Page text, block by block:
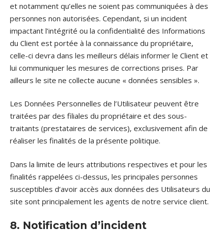
et notamment qu’elles ne soient pas communiquées à des
personnes non autorisées. Cependant, si un incident
impactant l’intégrité ou la confidentialité des Informations
du Client est portée à la connaissance du propriétaire,
celle-ci devra dans les meilleurs délais informer le Client et
lui communiquer les mesures de corrections prises. Par
ailleurs le site ne collecte aucune « données sensibles ».
Les Données Personnelles de l’Utilisateur peuvent être
traitées par des filiales du propriétaire et des sous-
traitants (prestataires de services), exclusivement afin de
réaliser les finalités de la présente politique.
Dans la limite de leurs attributions respectives et pour les
finalités rappelées ci-dessus, les principales personnes
susceptibles d’avoir accès aux données des Utilisateurs du
site sont principalement les agents de notre service client.
8. Notification d’incident